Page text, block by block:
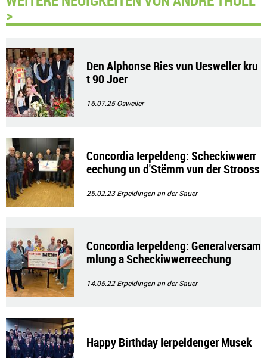
>
Den Alphonse Ries vun Uesweller kru
t 90 Joer
16.07.25Osweiler
Concordia Ierpeldeng: Scheckiwwerr
eechung un d'Stëmm vun der Strooss
25.02.23Erpeldingen an der Sauer
Concordia Ierpeldeng: Generalversam
mlung a Scheckiwwerreechung
14.05.22Erpeldingen an der Sauer
Happy Birthday Ierpeldenger Musek